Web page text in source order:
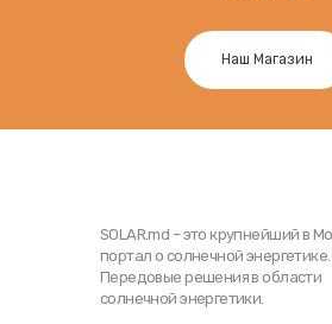
Наш Магазин
SOLAR.md – это крупнейший в
портал о солнечной энергетике.
Передовые решения в области
солнечной энергетики.